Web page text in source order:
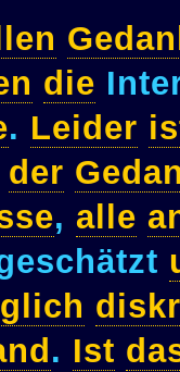
die
. Leider
der
, alle
. Ist